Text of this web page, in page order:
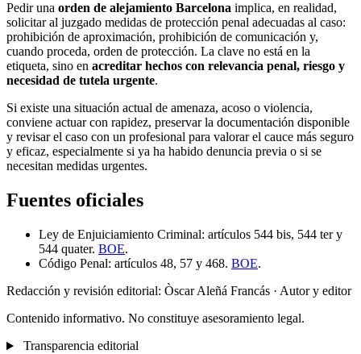
Pedir una orden de alejamiento Barcelona implica, en realidad,
solicitar al juzgado medidas de protección penal adecuadas al caso:
prohibición de aproximación, prohibición de comunicación y,
cuando proceda, orden de protección. La clave no está en la
etiqueta, sino en acreditar hechos con relevancia penal, riesgo y
necesidad de tutela urgente.
Si existe una situación actual de amenaza, acoso o violencia,
conviene actuar con rapidez, preservar la documentación disponible
y revisar el caso con un profesional para valorar el cauce más seguro
y eficaz, especialmente si ya ha habido denuncia previa o si se
necesitan medidas urgentes.
Fuentes oficiales
Ley de Enjuiciamiento Criminal: artículos 544 bis, 544 ter y
544 quater. BOE.
Código Penal: artículos 48, 57 y 468. BOE.
Redacción y revisión editorial: Òscar Aleñá Francás · Autor y editor
Contenido informativo. No constituye asesoramiento legal.
Transparencia editorial